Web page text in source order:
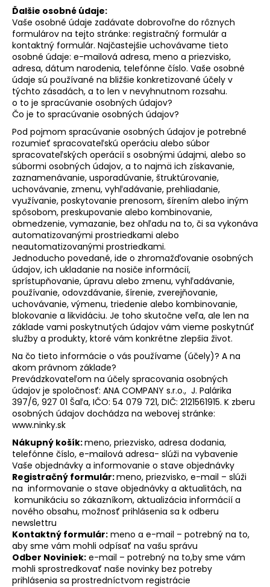
Ďalšie osobné údaje:
Vaše osobné údaje zadávate dobrovoľne do rôznych
formulárov na tejto stránke: registračný formulár a
kontaktný formulár. Najčastejšie uchovávame tieto
osobné údaje: e-mailová adresa, meno a priezvisko,
adresa, dátum narodenia, telefónne číslo. Vaše osobné
údaje sú používané na bližšie konkretizované účely v
týchto zásadách, a to len v nevyhnutnom rozsahu.
o to je spracúvanie osobných údajov?
Čo je to spracúvanie osobných údajov?
Pod pojmom spracúvanie osobných údajov je potrebné
rozumieť spracovateľskú operáciu alebo súbor
spracovateľských operácií s osobnými údajmi, alebo so
súbormi osobných údajov, a to najmä ich získavanie,
zaznamenávanie, usporadúvanie, štruktúrovanie,
uchovávanie, zmenu, vyhľadávanie, prehliadanie,
využívanie, poskytovanie prenosom, šírením alebo iným
spôsobom, preskupovanie alebo kombinovanie,
obmedzenie, vymazanie, bez ohľadu na to, či sa vykonáva
automatizovanými prostriedkami alebo
neautomatizovanými prostriedkami.
Jednoducho povedané, ide o zhromažďovanie osobných
údajov, ich ukladanie na nosiče informácií,
sprístupňovanie, úpravu alebo zmenu, vyhľadávanie,
používanie, odovzdávanie, šírenie, zverejňovanie,
uchovávanie, výmenu, triedenie alebo kombinovanie,
blokovanie a likvidáciu. Je toho skutočne veľa, ale len na
základe vami poskytnutých údajov vám vieme poskytnúť
služby a produkty, ktoré vám konkrétne zlepšia život.
Na čo tieto informácie o vás používame (účely)? A na
akom právnom základe?
Prevádzkovateľom na účely spracovania osobných
údajov je spoločnosť: ANA COMPANY s.r.o., J. Palárika
397/6, 927 01 Šaľa, IČO: 54 079 721, DIČ: 2121561915. K zberu
osobných údajov dochádza na webovej stránke:
www.ninky.sk
Nákupný košík:meno, priezvisko, adresa dodania,
telefónne číslo, e-mailová adresa- slúži na vybavenie
Vaše objednávky a informovanie o stave objednávky
Registračný formulár:meno, priezvisko, e-mail – slúži
na informovanie o stave objednávky a aktualitách, na
komunikáciu so zákazníkom, aktualizácia informácií a
nového obsahu, možnosť prihlásenia sa k odberu
newslettru
Kontaktný formulár: meno a e-mail – potrebný na to,
aby sme vám mohli odpísať na vašu správu
Odber Noviniek: e-mail – potrebný na to,by sme vám
mohli sprostredkovať naše novinky bez potreby
prihlásenia sa prostredníctvom registrácie